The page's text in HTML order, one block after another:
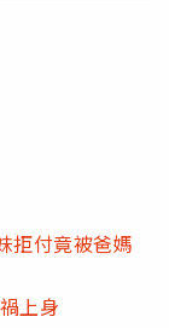
拒付竟被爸媽
上身